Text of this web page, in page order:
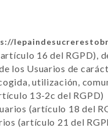
16 del RGPD),
los Usuarios de
utilización,
13-2c del RGPD)
(artículo 18 del
(artículo 21 del